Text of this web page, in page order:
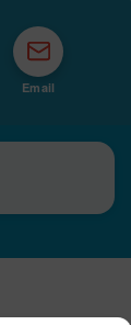
Email